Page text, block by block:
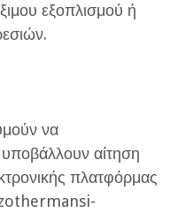
εξοπλισμού ή
να
αίτηση
πλατφόρμας